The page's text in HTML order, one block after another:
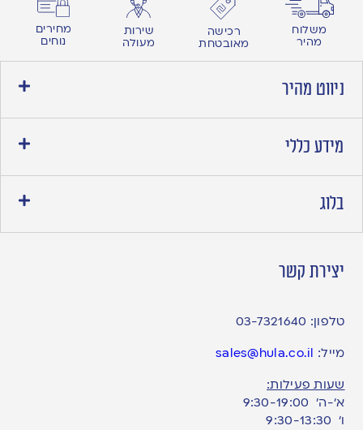
משלוח
מהיר
רכישה
מאובטחת
שירות
מעולה
מחירים
נוחים
ניווט מהיר
מידע כללי
בלוג
יצירת קשר
טלפון: 03-7321640
מייל: sales@hula.co.il
שעות פעילות:
א’-ה’ 9:30-19:00
ו׳ 9:30-13:30